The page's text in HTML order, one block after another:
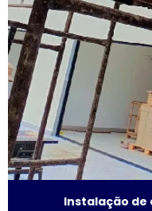
Esquadrias de alumínio
Esquadrias de alumínio
Esquadrias de alumínio
Esquadrias de alumínio
Esquadrias de alumínio
Esquadrias deInstalação de